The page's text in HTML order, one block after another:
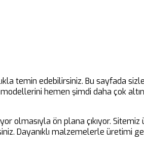
temin edebilirsiniz. Bu sayfada
hemen şimdi daha çok
olmasıyla ön plana çıkıyor. Sitemiz
Dayanıklı malzemelerle üretimi